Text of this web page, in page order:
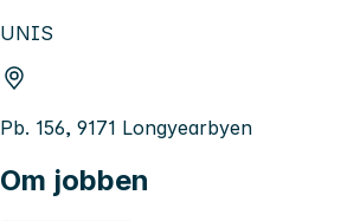
UNIS
Pb. 156, 9171 Longyearbyen
Om jobben